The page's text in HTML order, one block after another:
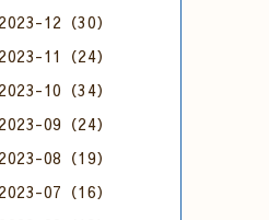
2023-12（30）
2023-11（24）
2023-10（34）
2023-09（24）
2023-08（19）
2023-07（16）